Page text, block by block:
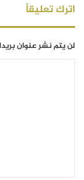
اترك تعليقاً
لن يتم نشر عنوان